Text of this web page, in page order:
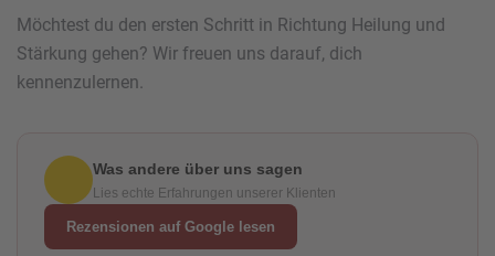
Möchtest du den ersten Schritt in Richtung Heilung und
Stärkung gehen? Wir freuen uns darauf, dich
kennenzulernen.
Was andere über uns sagen
Lies echte Erfahrungen unserer Klienten
Rezensionen auf Google lesen